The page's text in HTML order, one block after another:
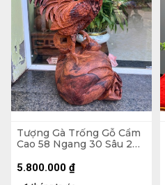
Tượng Gà Trống Gỗ Cẩm
Cao 58 Ngang 30 Sâu 20
5.800.000 ₫